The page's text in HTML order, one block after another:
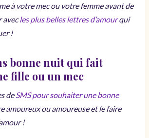
à votre mec ou votre femme avant de
avecles plus belles lettres d’amourqui
!
bonne nuit qui fait
fille ou un mec
deSMS pour souhaiter une bonne
amoureux ou amoureuse et le faire
!